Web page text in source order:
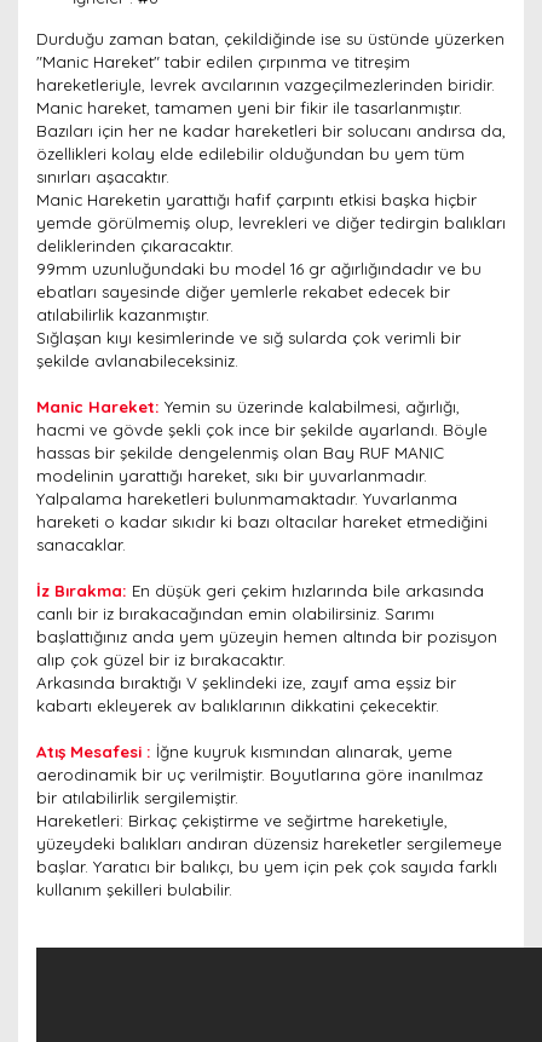
Durduğu zaman batan, çekildiğinde ise su üstünde yüzerken
"Manic Hareket" tabir edilen çırpınma ve titreşim
hareketleriyle, levrek avcılarının vazgeçilmezlerinden biridir.
Manic hareket, tamamen yeni bir fikir ile tasarlanmıştır.
Bazıları için her ne kadar hareketleri bir solucanı andırsa da,
özellikleri kolay elde edilebilir olduğundan bu yem tüm
sınırları aşacaktır.
Manic Hareketin yarattığı hafif çarpıntı etkisi başka hiçbir
yemde görülmemiş olup, levrekleri ve diğer tedirgin balıkları
deliklerinden çıkaracaktır.
99mm uzunluğundaki bu model 16 gr ağırlığındadır ve bu
ebatları sayesinde diğer yemlerle rekabet edecek bir
atılabilirlik kazanmıştır.
Sığlaşan kıyı kesimlerinde ve sığ sularda çok verimli bir
şekilde avlanabileceksiniz.
Manic Hareket: Yemin su üzerinde kalabilmesi, ağırlığı,
hacmi ve gövde şekli çok ince bir şekilde ayarlandı. Böyle
hassas bir şekilde dengelenmiş olan Bay RUF MANIC
modelinin yarattığı hareket, sıkı bir yuvarlanmadır.
Yalpalama hareketleri bulunmamaktadır. Yuvarlanma
hareketi o kadar sıkıdır ki bazı oltacılar hareket etmediğini
sanacaklar.
İz Bırakma: En düşük geri çekim hızlarında bile arkasında
canlı bir iz bırakacağından emin olabilirsiniz. Sarımı
başlattığınız anda yem yüzeyin hemen altında bir pozisyon
alıp çok güzel bir iz bırakacaktır.
Arkasında bıraktığı V şeklindeki ize, zayıf ama eşsiz bir
kabartı ekleyerek av balıklarının dikkatini çekecektir.
Atış Mesafesi : İğne kuyruk kısmından alınarak, yeme
aerodinamik bir uç verilmiştir. Boyutlarına göre inanılmaz
bir atılabilirlik sergilemiştir.
Hareketleri: Birkaç çekiştirme ve seğirtme hareketiyle,
yüzeydeki balıkları andıran düzensiz hareketler sergilemeye
başlar. Yaratıcı bir balıkçı, bu yem için pek çok sayıda farklı
kullanım şekilleri bulabilir.